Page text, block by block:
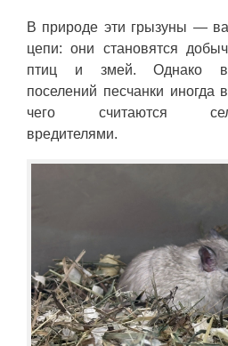
В природе эти грызуны —
цепи: они становятся
птиц и змей. Однако
поселений песчанки иногда
чего считаются
вредителями.